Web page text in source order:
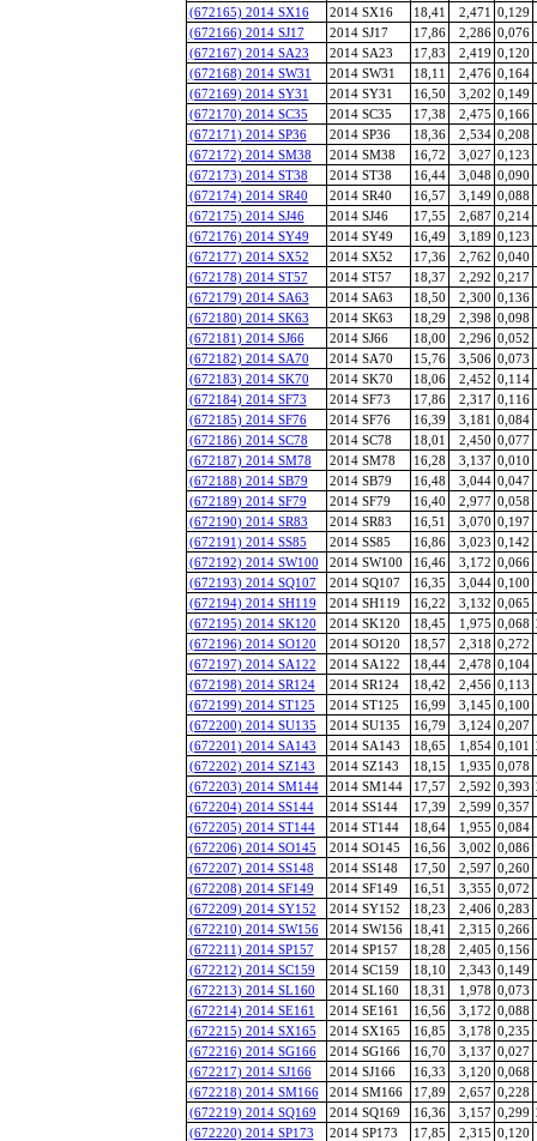
(672165) 2014 SX16
2014 SX16 18,41 2,471 0,129
(672166) 2014 SJ17
2014 SJ17 17,86 2,286 0,076
(672167) 2014 SA23
2014 SA23 17,83 2,419 0,120
(672168) 2014 SW31
2014 SW31 18,11 2,476 0,164
(672169) 2014 SY31
2014 SY31 16,50 3,202 0,149
(672170) 2014 SC35
2014 SC35 17,38 2,475 0,166
(672171) 2014 SP36
2014 SP36 18,36 2,534 0,208
(672172) 2014 SM38
2014 SM38 16,72 3,027 0,123
(672173) 2014 ST38
2014 ST38 16,44 3,048 0,090
(672174) 2014 SR40
2014 SR40 16,57 3,149 0,088
(672175) 2014 SJ46
2014 SJ46 17,55 2,687 0,214
(672176) 2014 SY49
2014 SY49 16,49 3,189 0,123
(672177) 2014 SX52
2014 SX52 17,36 2,762 0,040
(672178) 2014 ST57
2014 ST57 18,37 2,292 0,217
(672179) 2014 SA63
2014 SA63 18,50 2,300 0,136
(672180) 2014 SK63
2014 SK63 18,29 2,398 0,098
(672181) 2014 SJ66
2014 SJ66 18,00 2,296 0,052
(672182) 2014 SA70
2014 SA70 15,76 3,506 0,073
(672183) 2014 SK70
2014 SK70 18,06 2,452 0,114
(672184) 2014 SF73
2014 SF73 17,86 2,317 0,116
(672185) 2014 SF76
2014 SF76 16,39 3,181 0,084
(672186) 2014 SC78
2014 SC78 18,01 2,450 0,077
(672187) 2014 SM78
2014 SM78 16,28 3,137 0,010
(672188) 2014 SB79
2014 SB79 16,48 3,044 0,047
(672189) 2014 SF79
2014 SF79 16,40 2,977 0,058
(672190) 2014 SR83
2014 SR83 16,51 3,070 0,197
(672191) 2014 SS85
2014 SS85 16,86 3,023 0,142
(672192) 2014 SW100
2014 SW100 16,46 3,172 0,066
(672193) 2014 SQ107
2014 SQ107 16,35 3,044 0,100
(672194) 2014 SH119
2014 SH119 16,22 3,132 0,065
(672195) 2014 SK120
2014 SK120 18,45 1,975 0,068
(672196) 2014 SO120
2014 SO120 18,57 2,318 0,272
(672197) 2014 SA122
2014 SA122 18,44 2,478 0,104
(672198) 2014 SR124
2014 SR124 18,42 2,456 0,113
(672199) 2014 ST125
2014 ST125 16,99 3,145 0,100
(672200) 2014 SU135
2014 SU135 16,79 3,124 0,207
(672201) 2014 SA143
2014 SA143 18,65 1,854 0,101
(672202) 2014 SZ143
2014 SZ143 18,15 1,935 0,078
(672203) 2014 SM144
2014 SM144 17,57 2,592 0,393
(672204) 2014 SS144
2014 SS144 17,39 2,599 0,357
(672205) 2014 ST144
2014 ST144 18,64 1,955 0,084
(672206) 2014 SO145
2014 SO145 16,56 3,002 0,086
(672207) 2014 SS148
2014 SS148 17,50 2,597 0,260
(672208) 2014 SF149
2014 SF149 16,51 3,355 0,072
(672209) 2014 SY152
2014 SY152 18,23 2,406 0,283
(672210) 2014 SW156
2014 SW156 18,41 2,315 0,266
(672211) 2014 SP157
2014 SP157 18,28 2,405 0,156
(672212) 2014 SC159
2014 SC159 18,10 2,343 0,149
(672213) 2014 SL160
2014 SL160 18,31 1,978 0,073
(672214) 2014 SE161
2014 SE161 16,56 3,172 0,088
(672215) 2014 SX165
2014 SX165 16,85 3,178 0,235
(672216) 2014 SG166
2014 SG166 16,70 3,137 0,027
(672217) 2014 SJ166
2014 SJ166 16,33 3,120 0,068
(672218) 2014 SM166
2014 SM166 17,89 2,657 0,228
(672219) 2014 SQ169
2014 SQ169 16,36 3,157 0,299
(672220) 2014 SP173
2014 SP173 17,85 2,315 0,120